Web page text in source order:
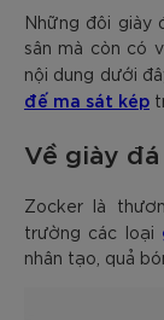
Những đôi giày
sân mà còn có
nội dung dưới
đế ma sát kép
Về giày
Zocker là
trường các loại
nhân tạo, quả